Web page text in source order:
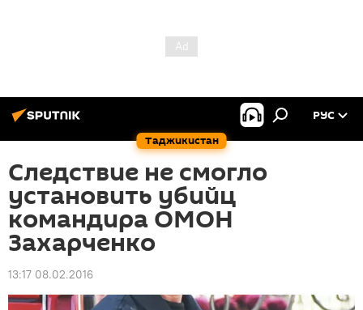
Таджикистан
РУС
Следствие не смогло
установить убийц
командира ОМОН
Захарченко
13:17 08.02.2016